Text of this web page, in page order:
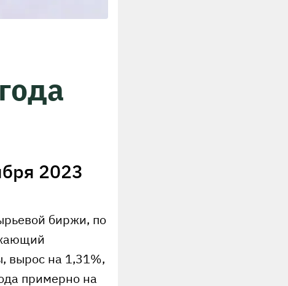
2023
биржи, по
вырос на 1,31%,
примерно на